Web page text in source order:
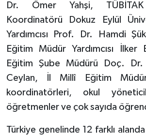
Dr. Ömer Yahşi,
Koordinatörü Dokuz Eylül
Yardımcısı Prof. Dr. Hamdi
Eğitim Müdür Yardımcısı
Eğitim Şube Müdürü Doç.
Ceylan, İl Millî Eğitim
koordinatörleri, okul
öğretmenler ve çok sayıda
Türkiye genelinde 12 farklı